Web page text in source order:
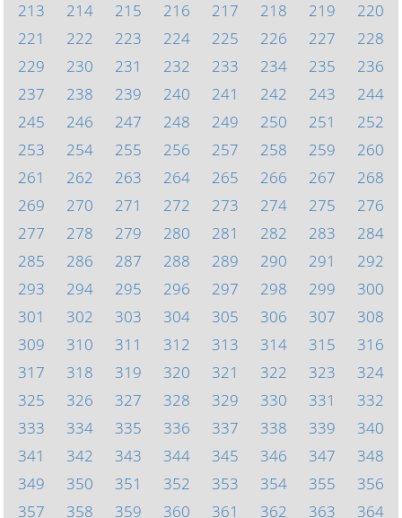
213
214 215 216 217 218 219
220
221
222 223 224 225 226 227
228
229
230 231 232 233 234 235
236
237
238 239 240 241 242 243
244
245
246 247 248 249 250 251
252
253
254 255 256 257 258 259
260
261
262 263 264 265 266 267
268
269
270 271 272 273 274 275
276
277
278 279 280 281 282 283
284
285
286 287 288 289 290 291
292
293
294 295 296 297 298 299
300
301
302 303 304 305 306 307
308
309
310 311 312 313 314 315
316
317
318 319 320 321 322 323
324
325
326 327 328 329 330 331
332
333
334 335 336 337 338 339
340
341
342 343 344 345 346 347
348
349
350 351 352 353 354 355
356
357
358 359 360 361 362 363 364